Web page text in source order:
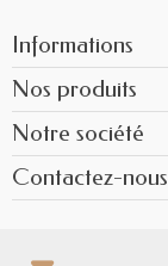
Informations
Nos produits
Notre société
Contactez-nous